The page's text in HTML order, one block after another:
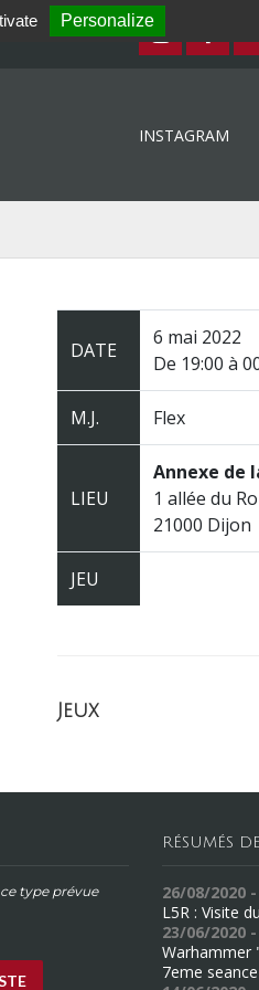
INSTAGRAM
DATE
6 mai 2022
De 19:00 à
M.J. Flex
LIEU
Annexe de
1 allée du
21000 Dijon
JEU
Jeux
type prévue
RÉSUMÉS
26/08/2020 -
L5R : Visite
23/06/2020
Warhammer
7eme
Personalize